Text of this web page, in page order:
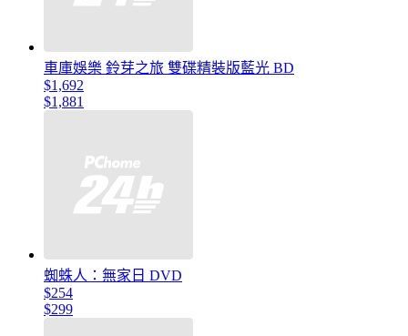
車庫娛樂 鈴芽之旅 雙碟精裝版藍光 BD
$1,692
$1,881
蜘蛛人：無家日 DVD
$254
$299